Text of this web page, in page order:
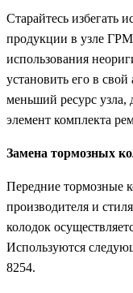
Старайтесь избегать
продукции в узле
использования
установить его в
меньший ресурс узла,
элемент комплекта
Замена тормозных
Передние тормозные
производителя и
колодок
Используются
8254.